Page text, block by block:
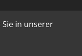
in unserer